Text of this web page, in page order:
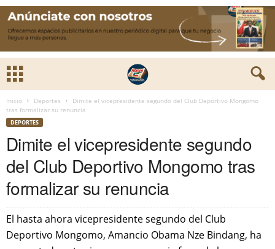
Inicio Deportes
Dimite el vicepresidente segundo del Club Deportivo Mongomo
tras formalizar su renuncia
DEPORTES
Dimite el vicepresidente segundo
del Club Deportivo Mongomo tras
formalizar su renuncia
El hasta ahora vicepresidente segundo del Club
Deportivo Mongomo, Amancio Obama Nze Bindang, ha